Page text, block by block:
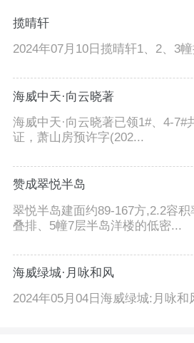
揽晴轩
2024年07月10日揽晴轩1、2、3幢
海威中天·向云晓著
海威中天·向云晓著已领1#、4-7#
证，萧山房预许字(202...
赞成翠悦半岛
翠悦半岛建面约89-167方,2.2容
叠排、5幢7层半岛洋楼的低密...
海威绿城·月咏和风
2024年05月04日海威绿城:月咏和